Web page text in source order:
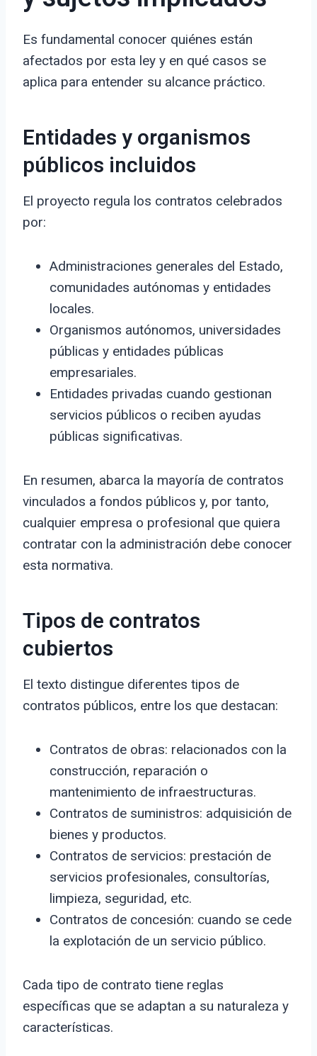
Es fundamental conocer quiénes están
afectados por esta ley y en qué casos se
aplica para entender su alcance práctico.
Entidades y organismos
públicos incluidos
El proyecto regula los contratos celebrados
por:
Administraciones generales del Estado,
comunidades autónomas y entidades
locales.
Organismos autónomos, universidades
públicas y entidades públicas
empresariales.
Entidades privadas cuando gestionan
servicios públicos o reciben ayudas
públicas significativas.
En resumen, abarca la mayoría de contratos
vinculados a fondos públicos y, por tanto,
cualquier empresa o profesional que quiera
contratar con la administración debe conocer
esta normativa.
Tipos de contratos
cubiertos
El texto distingue diferentes tipos de
contratos públicos, entre los que destacan:
Contratos de obras: relacionados con la
construcción, reparación o
mantenimiento de infraestructuras.
Contratos de suministros: adquisición de
bienes y productos.
Contratos de servicios: prestación de
servicios profesionales, consultorías,
limpieza, seguridad, etc.
Contratos de concesión: cuando se cede
la explotación de un servicio público.
Cada tipo de contrato tiene reglas
específicas que se adaptan a su naturaleza y
características.